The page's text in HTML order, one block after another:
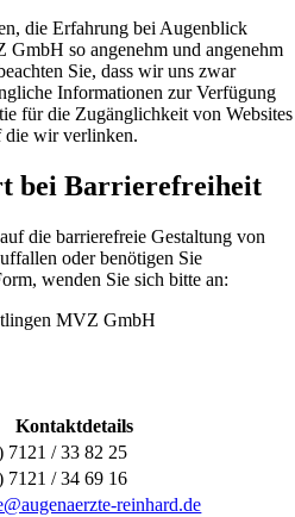
die Erfahrung bei Augenblick
so angenehm und angenehm
Sie, dass wir uns zwar
Informationen zur Verfügung
für die Zugänglichkeit von Websites
die wir verlinken.
bei Barrierefreiheit
die barrierefreie Gestaltung von
oder benötigen Sie
wenden Sie sich bitte an:
MVZ GmbH
Kontaktdetails
7121 / 33 82 25
7121 / 34 69 16
reinhard.de